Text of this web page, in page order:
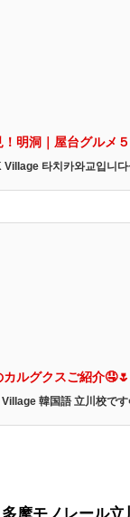
明洞｜屋台グルメ
타치카와교입니다
ルグクスご紹介🤤🌷
韓国語 立川校です